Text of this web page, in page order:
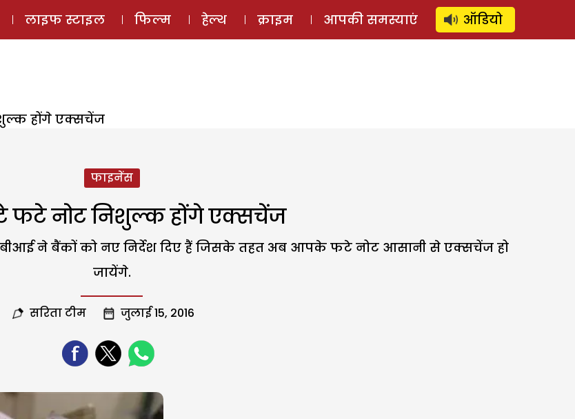
ई-मैगज़ीन ऑडियो स्टोरी लॉग इन ⚲ SUBSCRIBE
लाइफ स्टाइल फिल्म हेल्थ क्राइम आपकी समस्याएं ऑडियो
होंगे एक्सचेंज
फाइनेंस
फटे नोट निशुल्क होंगे एक्सचेंज
ने बैंकों को नए निर्देश दिए हैं जिसके तहत अब आपके फटे नोट आसानी से एक्सचेंज हो
जायेंगे.
सरिता टीम जुलाई 15, 2016